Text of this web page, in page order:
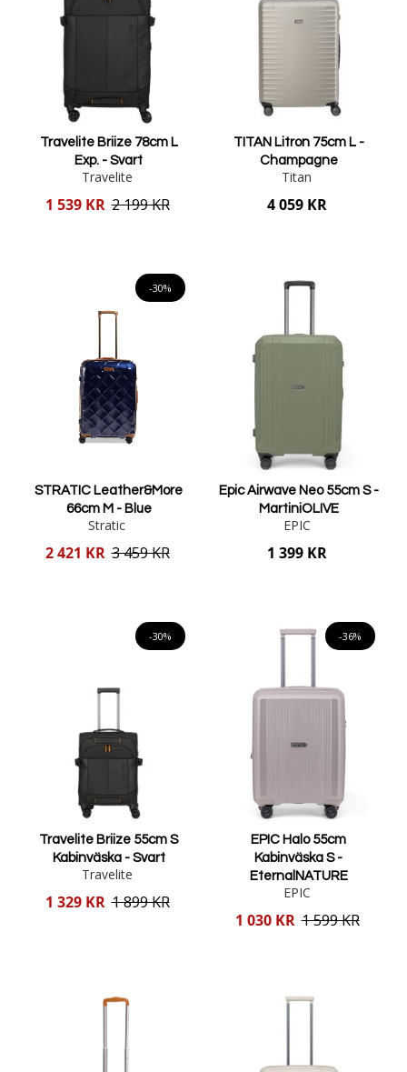
Travelite Briize 78cm L
Exp. - Svart
Travelite
Reducerat
1 539 KR 2 199 KR
TITAN Litron 75cm L -
Champagne
Titan
4 059 KR
-30%
STRATIC Leather&More
66cm M - Blue
Stratic
Reducerat
2 421 KR 3 459 KR
Epic Airwave Neo 55cm S -
MartiniOLIVE
EPIC
1 399 KR
-30%
Travelite Briize 55cm S
Kabinväska - Svart
Travelite
Reducerat
1 329 KR 1 899 KR
-36%
EPIC Halo 55cm
Kabinväska S -
EternalNATURE
EPIC
Reducerat
1 030 KR 1 599 KR